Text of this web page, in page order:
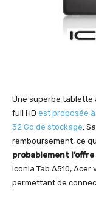
Une superbe tablette
full HD est proposée
32 Go de stockage.
remboursement, ce
probablement
Iconia Tab A510, Acer
permettant de